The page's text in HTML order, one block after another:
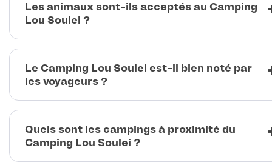
Les animaux sont-ils acceptés au Camping
Lou Soulei ?
Le Camping Lou Soulei est-il bien noté par
les voyageurs ?
Quels sont les campings à proximité du
Camping Lou Soulei ?